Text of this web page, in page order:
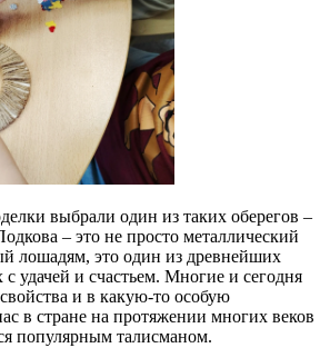
выбрали один из таких оберегов –
– это не просто металлический
лошадям, это один из древнейших
удачей и счастьем. Многие и сегодня
и в какую-то особую
в стране на протяжении многих веков
популярным талисманом.